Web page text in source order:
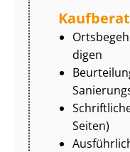
di­gen
Seiten)